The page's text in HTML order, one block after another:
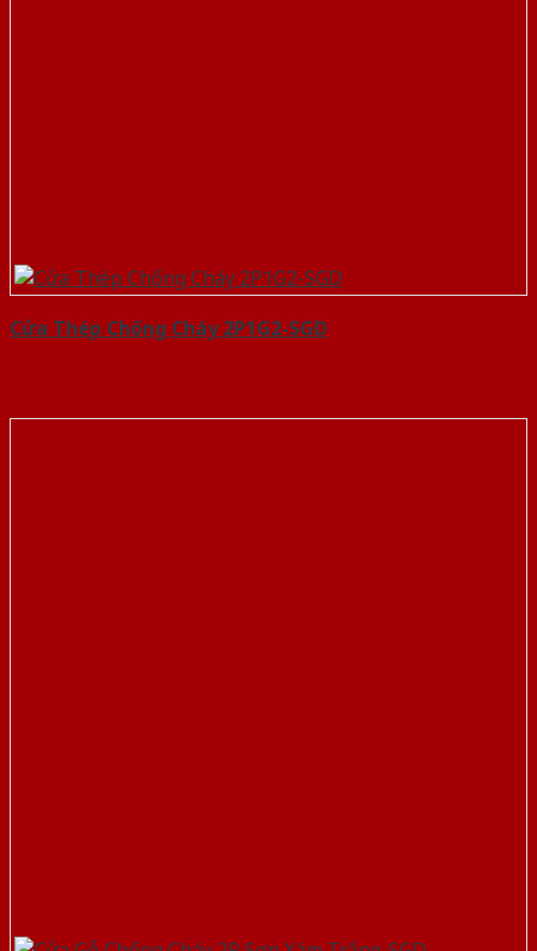
Cửa Thép Chống Cháy 2P1G2-SGD